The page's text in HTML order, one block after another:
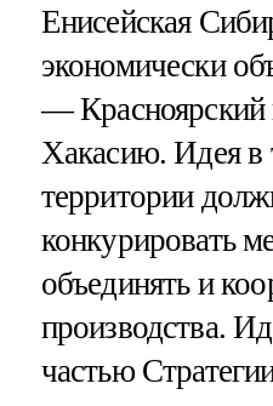
Енисейская
экономически
— Красноярский
Хакасию. Идея в
территории
конкурировать
объединять и
производства.
частью